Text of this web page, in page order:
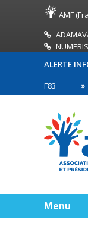
AMF
ALERTE
première ligne
Menu